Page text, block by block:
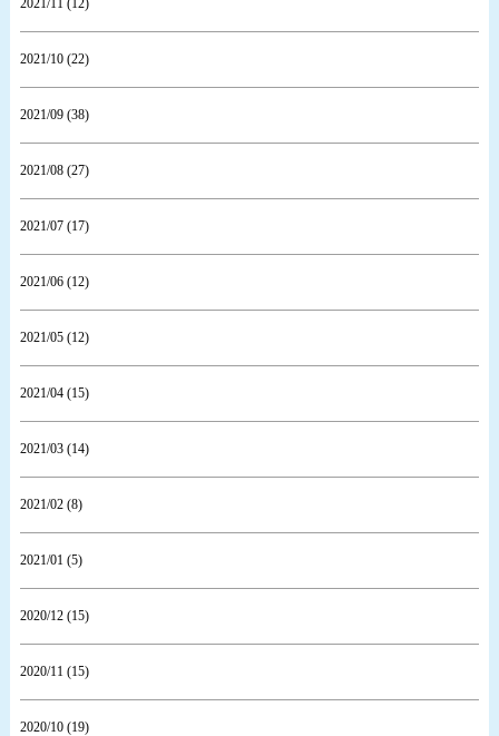
2021/10 (22)
2021/09 (38)
2021/08 (27)
2021/07 (17)
2021/06 (12)
2021/05 (12)
2021/04 (15)
2021/03 (14)
2021/02 (8)
2021/01 (5)
2020/12 (15)
2020/11 (15)
2020/10 (19)